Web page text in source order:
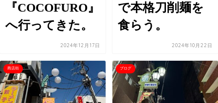
『COCOFURO』
へ行ってきた。
2024年12月17日
で本格刀削麺を
食らう。
2024年10月22日
商店街 ブログ